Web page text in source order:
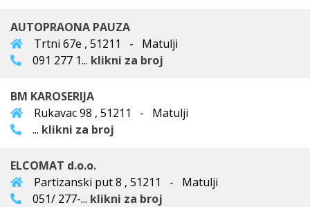
AUTOPRAONA PAUZA
Trtni 67e , 51211 - Matulji
091 277 1... klikni za broj
BM KAROSERIJA
Rukavac 98 , 51211 - Matulji
... klikni za broj
ELCOMAT d.o.o.
Partizanski put 8 , 51211 - Matulji
051/ 277-... klikni za broj